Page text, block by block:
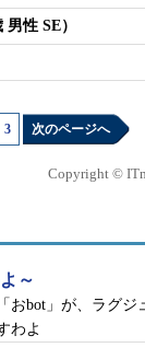
性 SE）
3 次のページへ
Copyright ©
～
おbot」が、ラグジ
わよ